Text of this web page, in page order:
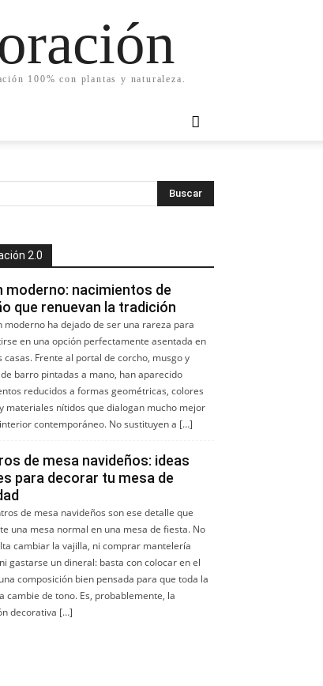
100% con plantas y naturaleza.
2.0
moderno: nacimientos de
que renuevan la tradición
moderno ha dejado de ser una rareza para
en una opción perfectamente asentada en
casas. Frente al portal de corcho, musgo y
barro pintadas a mano, han aparecido
reducidos a formas geométricas, colores
materiales nítidos que dialogan mucho mejor
contemporáneo. No sustituyen a […]
de mesa navideños: ideas
para decorar tu mesa de
de mesa navideños son ese detalle que
una mesa normal en una mesa de fiesta. No
cambiar la vajilla, ni comprar mantelería
gastarse un dineral: basta con colocar en el
composición bien pensada para que toda la
cambie de tono. Es, probablemente, la
decorativa […]